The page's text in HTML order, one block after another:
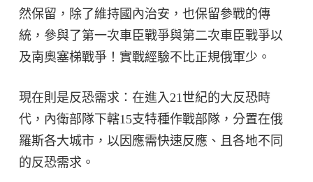
然保留，除了維持國內治安，也保留參戰的傳
統，參與了第一次車臣戰爭與第二次車臣戰爭以
及南奧塞梯戰爭！實戰經驗不比正規俄軍少。
現在則是反恐需求：在進入21世紀的大反恐時
代，內衛部隊下轄15支特種作戰部隊，分置在俄
羅斯各大城市，以因應需快速反應、且各地不同
的反恐需求。